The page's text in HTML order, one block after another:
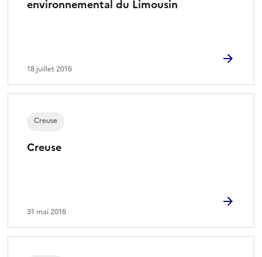
environnemental du Limousin
18 juillet 2016
Creuse
Creuse
31 mai 2016